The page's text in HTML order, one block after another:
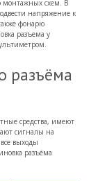
монтажных схем. В
напряжение к
фонарю
разъема у
разъёма
средства, имеют
сигналы на
выходы
разъёма